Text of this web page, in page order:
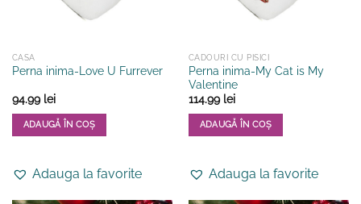
CASA
Perna inima-Love U Furrever
94.99 lei
ADAUGĂ ÎN COȘ
Adauga la favorite
CADOURI CU PISICI
Perna inima-My Cat is My
Valentine
114.99 lei
ADAUGĂ ÎN COȘ
are Adauga la favorite